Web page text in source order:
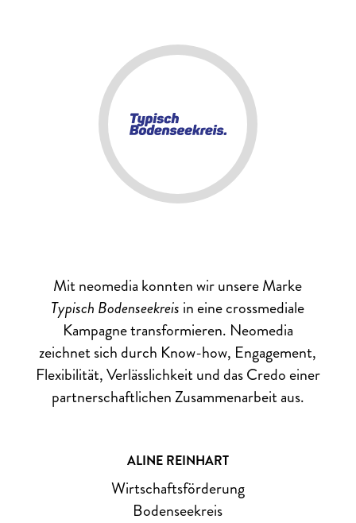
Mit neomedia konnten wir unsere Marke
Typisch Bodenseekreis in eine crossmediale
Kampagne transformieren. Neomedia
zeichnet sich durch Know-how, Engagement,
Flexibilität, Verlässlichkeit und das Credo einer
partnerschaftlichen Zusammenarbeit aus.
ALINE REINHART
Wirtschaftsförderung
Bodenseekreis